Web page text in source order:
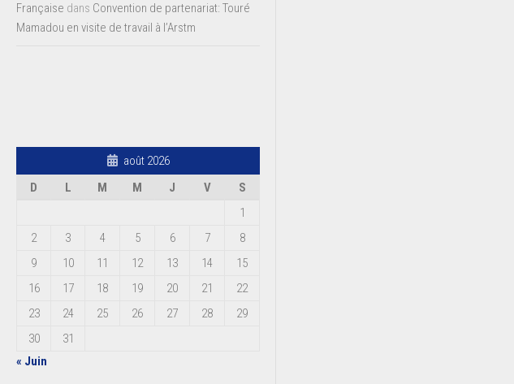
Française dans Convention de partenariat: Touré
Mamadou en visite de travail à l’Arstm
août 2026
D
L M M J V
S
1
2
3 4 5 6 7
8
9
10 11 12 13 14
15
16
17 18 19 20 21
22
23
24 25 26 27 28
29
30
31
« Juin